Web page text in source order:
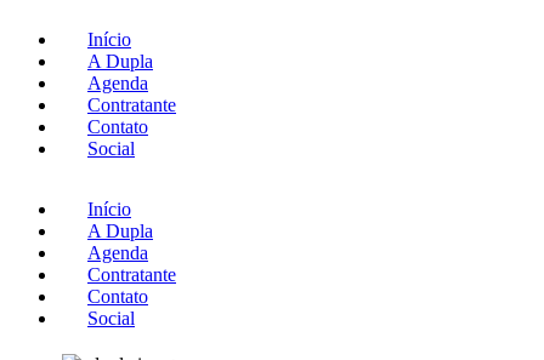
Início
A Dupla
Agenda
Contratante
Contato
Social
Início
A Dupla
Agenda
Contratante
Contato
Social